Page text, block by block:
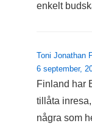
enkelt
Toni Jonathan
6 september,
Finland har
tillåta
några som